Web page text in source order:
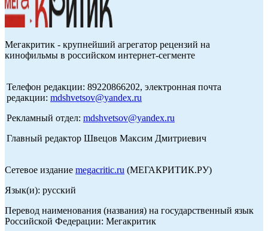
Мегакритик - крупнейший агрегатор рецензий на
кинофильмы в российском интернет-сегменте
Телефон редакции: 89220866202, электронная почта
редакции: mdshvetsov@yandex.ru
Рекламный отдел: mdshvetsov@yandex.ru
Главный редактор Швецов Максим Дмитриевич
Сетевое издание megacritic.ru (МЕГАКРИТИК.РУ)
Язык(и): русский
Перевод наименования (названия) на государственный язык
Российской Федерации: Мегакритик